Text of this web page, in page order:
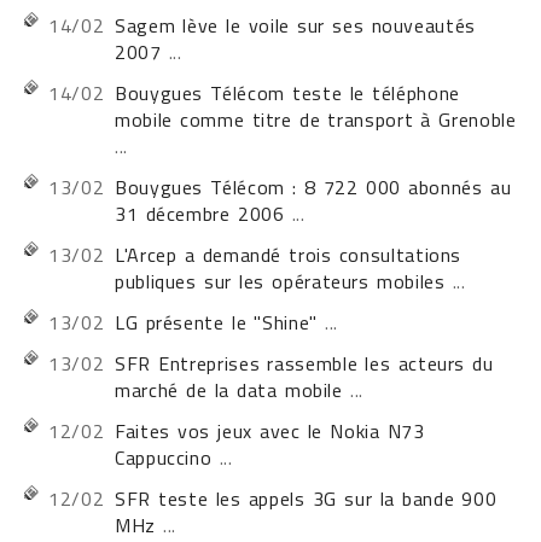
14/02 Sagem lève le voile sur ses nouveautés
2007 ...
14/02 Bouygues Télécom teste le téléphone
mobile comme titre de transport à Grenoble
...
13/02 Bouygues Télécom : 8 722 000 abonnés au
31 décembre 2006 ...
13/02 L'Arcep a demandé trois consultations
publiques sur les opérateurs mobiles ...
13/02 LG présente le "Shine" ...
13/02 SFR Entreprises rassemble les acteurs du
marché de la data mobile ...
12/02 Faites vos jeux avec le Nokia N73
Cappuccino ...
12/02 SFR teste les appels 3G sur la bande 900
MHz ...